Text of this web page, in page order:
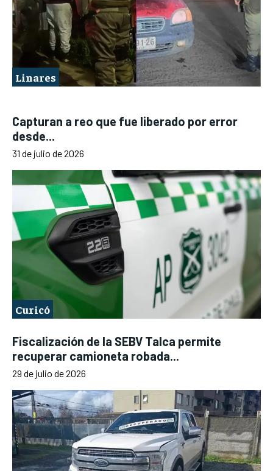
Linares
Capturan a reo que fue liberado por error
desde...
31 de julio de 2026
Curicó
Fiscalización de la SEBV Talca permite
recuperar camioneta robada...
29 de julio de 2026